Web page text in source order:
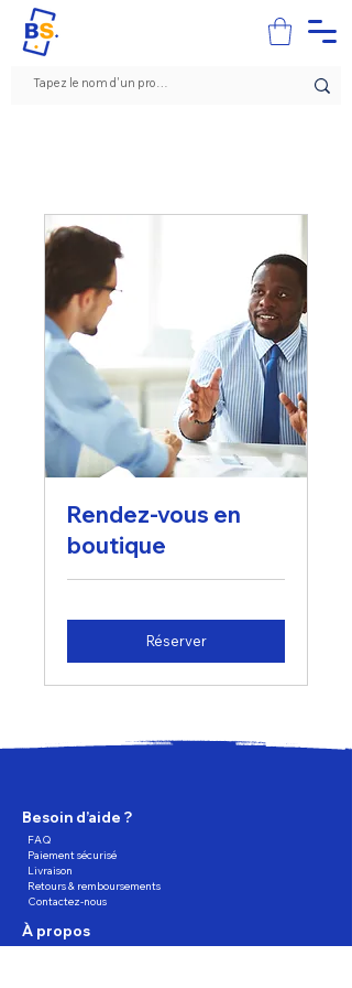
Rendez-vous en
boutique
Réserver
Besoin d’aide ?
FAQ
Paiement sécurisé
Livraison
Retours & remboursements
Contactez-nous
À propos